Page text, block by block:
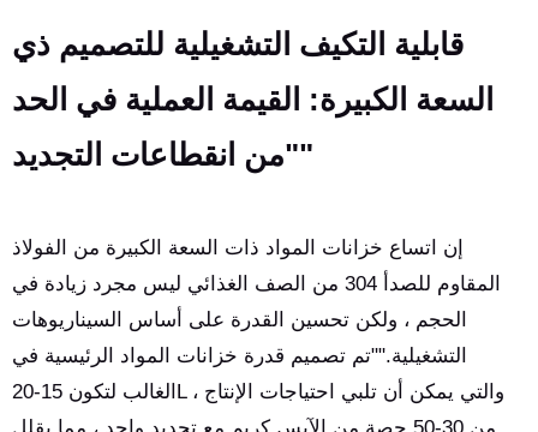
قابلية التكيف التشغيلية للتصميم ذي
السعة الكبيرة: القيمة العملية في الحد
من انقطاعات التجديد""
إن اتساع خزانات المواد ذات السعة الكبيرة من الفولاذ
المقاوم للصدأ 304 من الصف الغذائي ليس مجرد زيادة في
الحجم ، ولكن تحسين القدرة على أساس السيناريوهات
التشغيلية.""تم تصميم قدرة خزانات المواد الرئيسية في
الغالب لتكون 15-20L ، والتي يمكن أن تلبي احتياجات الإنتاج